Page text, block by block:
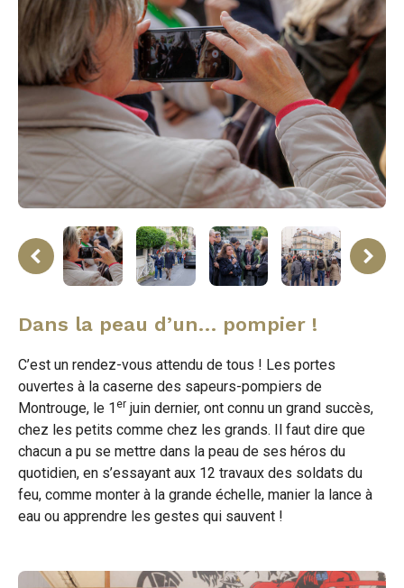
Dans la peau d’un… pompier !
C’est un rendez-vous attendu de tous ! Les portes
ouvertes à la caserne des sapeurs-pompiers de
Montrouge, le 1 er juin dernier, ont connu un grand succès,
chez les petits comme chez les grands. Il faut dire que
chacun a pu se mettre dans la peau de ses héros du
quotidien, en s’essayant aux 12 travaux des soldats du
feu, comme monter à la grande échelle, manier la lance à
eau ou apprendre les gestes qui sauvent !